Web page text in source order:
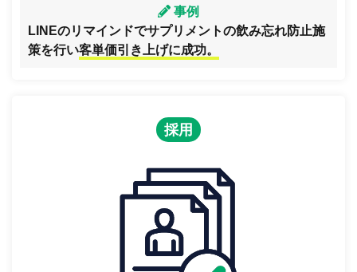
事例
LINEのリマインドでサプリメントの飲み忘れ防止施
策を行い客単価引き上げに成功。
採用